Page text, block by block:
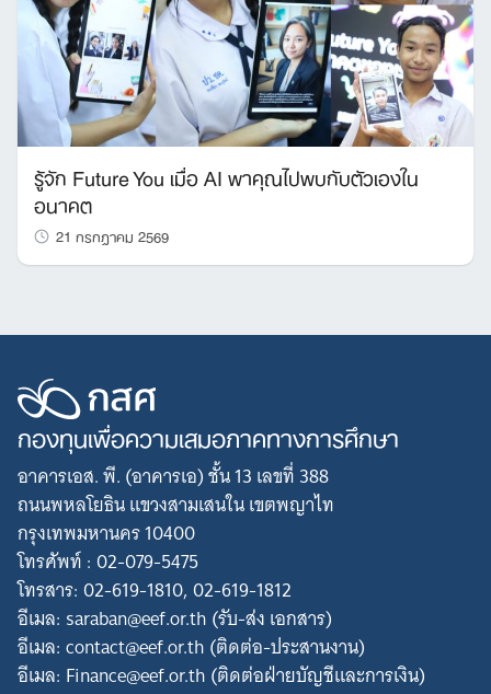
รู้จัก Future You เมื่อ AI พาคุณไปพบกับตัวเองใน
อนาคต
21 กรกฎาคม 2569
กองทุนเพื่อความเสมอภาคทางการศึกษา
อาคารเอส. พี. (อาคารเอ) ชั้น 13 เลขที่ 388
ถนนพหลโยธิน แขวงสามเสนใน เขตพญาไท
กรุงเทพมหานคร 10400
โทรศัพท์ : 02-079-5475
โทรสาร: 02-619-1810, 02-619-1812
อีเมล: saraban@eef.or.th (รับ-ส่ง เอกสาร)
อีเมล: contact@eef.or.th (ติดต่อ-ประสานงาน)
อีเมล: Finance@eef.or.th (ติดต่อฝ่ายบัญชีและการเงิน)